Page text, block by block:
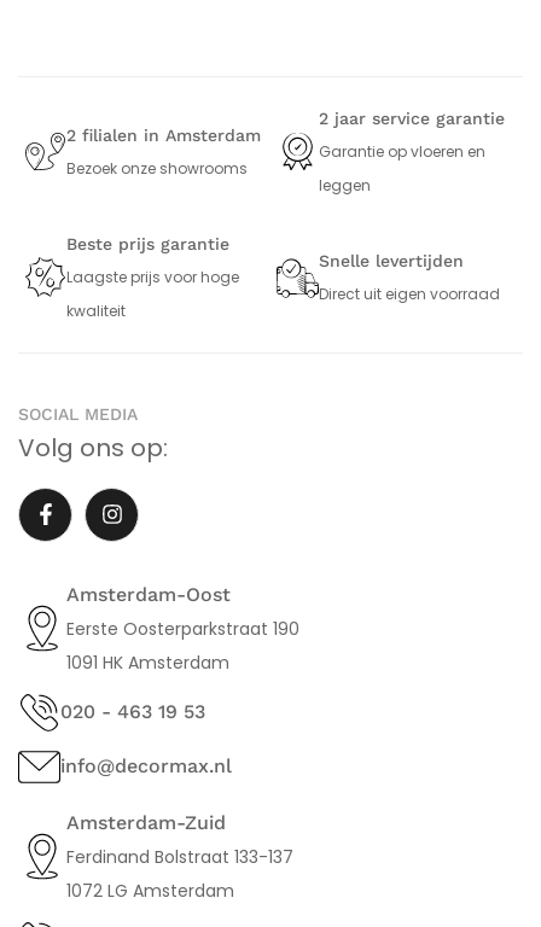
2 filialen in Amsterdam
Bezoek onze showrooms
2 jaar service garantie
Garantie op vloeren en
leggen
Beste prijs garantie
Laagste prijs voor hoge
kwaliteit
Snelle levertijden
Direct uit eigen voorraad
Amsterdam-Oost
Eerste Oosterparkstraat 190
1091 HK Amsterdam
020 - 463 19 53
info@decormax.nl
Amsterdam-Zuid
Ferdinand Bolstraat 133-137
1072 LG Amsterdam
SOCIAL MEDIA
Volg ons op: